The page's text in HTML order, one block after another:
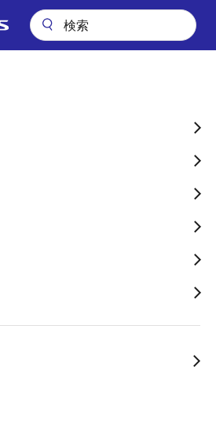
Main
ストデー
ついて
日、セルサイド・アナリスト
ョン動画